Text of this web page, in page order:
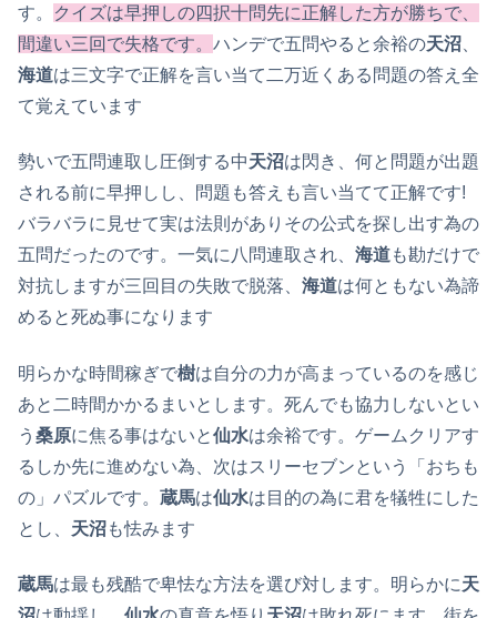
す。
クイズは早押しの四択十問先に正解した方が勝ちで、
間違い三回で失格です。 ハンデで五問やると余裕の天沼
海道は三文字で正解を言い当て二万近くある問題の答え全
て覚えています
勢いで五問連取し圧倒する中天沼は閃き、何と問題が出題
される前に早押しし、問題も答えも言い当てて正解です!
バラバラに見せて実は法則がありその公式を探し出す為の
五問だったのです。一気に八問連取され、 海道も勘だけで
対抗しますが三回目の失敗で脱落、 海道は何ともない為諦
めると死ぬ事になります
明らかな時間稼ぎで樹は自分の力が高まっているのを感じ
あと二時間かかるまいとします。死んでも協力しないとい
う 桑原に焦る事はないと仙水は余裕です。ゲームクリアす
るしか先に進めない為、次はスリーセブンという「おちも
の」パズルです。 蔵馬は仙水は目的の為に君を犠牲にした
とし、 天沼も怯みます
蔵馬は最も残酷で卑怯な方法を選び対します。明らかに天